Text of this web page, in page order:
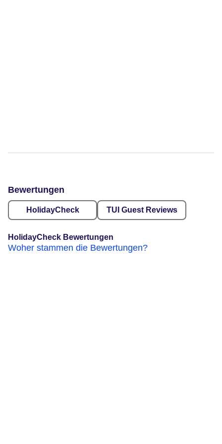
Bewertungen
HolidayCheck TUI Guest Reviews
HolidayCheck Bewertungen
Woher stammen die Bewertungen?